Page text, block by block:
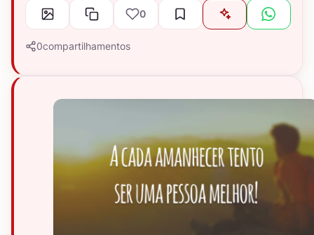
0
0compartilhamentos